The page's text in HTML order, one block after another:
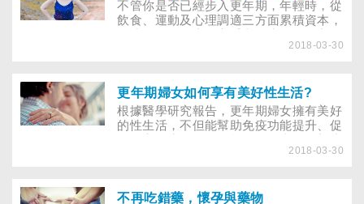
症候群。更年期症候群的早期症狀包括熱
潮紅、盜汗、心理及行為的改變；晚期症
狀則有骨質疏鬆症、心血管疾病、老年失
不管你是否已經步入更年期，年輕時，從
飲食、運動及心理調適三方面累積資本，
輩的阿媽們相比，現代的婦女幸運多了，
銀髮族，駝背的漸漸少了，有些保養得當
的阿公阿媽，甚至很難從外貌、體態上判
斷出實際的年齡。如果尚未邁入更年期，
專家建議，從飲食、運動及心理調適三方
面做起，青春大業，越快越好！
2018-03-30
更年期婦女如何享有美好性生活?
根據醫學研究報告，更年期婦女擁有美好
的性生活，不但能幫助免疫功能提升、促
命品質。相不相信，當被問及「還有性生
表示「沒有啦！孩子都這麼大了。」有些
2018-03-30
不再吃錯藥，懷孕與藥物